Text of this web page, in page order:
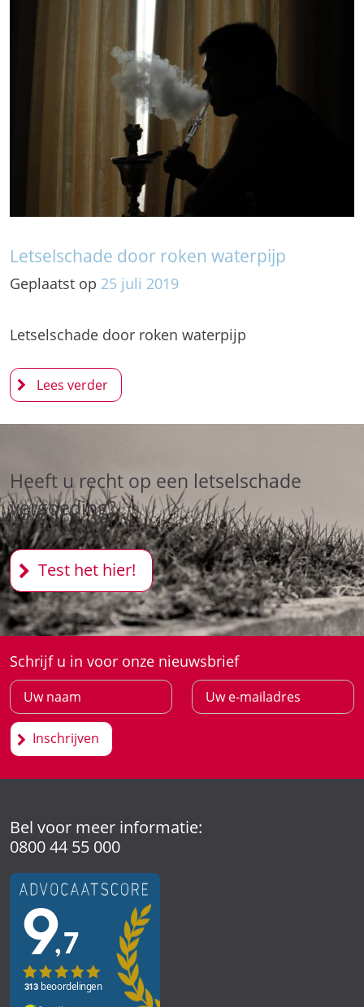
Letselschade door roken waterpijp
Geplaatst op 25 juli 2019
Letselschade door roken waterpijp
Heeft u recht op een letselschade
vergoeding?
Test het hier!
Schrijf u in voor onze nieuwsbrief
Inschrijven
Bel voor meer informatie:
0800 44 55 000